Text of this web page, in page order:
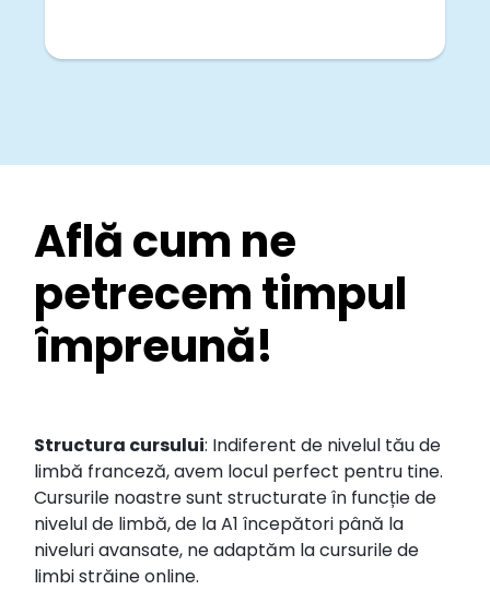
Află cum ne
petrecem timpul
împreună!
Structura cursului: Indiferent de nivelul tău de
limbă franceză, avem locul perfect pentru tine.
Cursurile noastre sunt structurate în funcție de
nivelul de limbă, de la A1 începători până la
niveluri avansate, ne adaptăm la cursurile de
limbi străine online.